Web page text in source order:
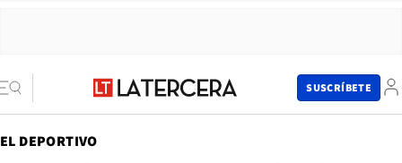
SUSCRÍBETE
EL DEPORTIVO